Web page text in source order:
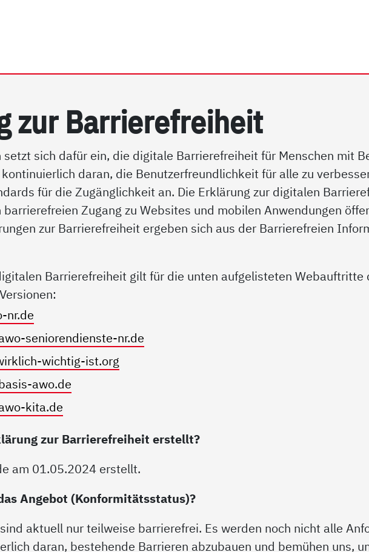
zur Barrierefreiheit
setzt sich dafür ein, die digitale Barrierefreiheit für Menschen mit
daran, die Benutzerfreundlichkeit für alle zu
für die Zugänglichkeit an. Die Erklärung zur digitalen
Zugang zu Websites und mobilen Anwendungen
zur Barrierefreiheit ergeben sich aus der Barrierefreien
Barrierefreiheit gilt für die unten aufgelisteten Webauftritte
nr.de
seniorendienste-nr.de
wichtig-ist.org
awo.de
kita.de
zur Barrierefreiheit erstellt?
am 01.05.2024 erstellt.
Angebot (Konformitätsstatus)?
aktuell nur teilweise barrierefrei. Es werden noch nicht alle
daran, bestehende Barrieren abzubauen und bemühen uns,